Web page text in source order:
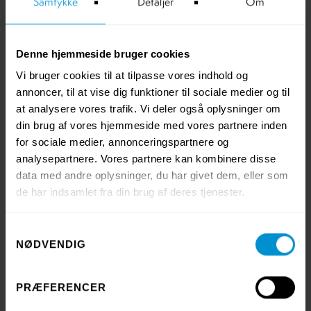
Samtykke Detaljer Om
Denne hjemmeside bruger cookies
Vi bruger cookies til at tilpasse vores indhold og
annoncer, til at vise dig funktioner til sociale medier og til
at analysere vores trafik. Vi deler også oplysninger om
din brug af vores hjemmeside med vores partnere inden
for sociale medier, annonceringspartnere og
analysepartnere. Vores partnere kan kombinere disse
data med andre oplysninger, du har givet dem, eller som
de har indsamlet fra din brug af deres tjenester.
NØDVENDIG
PRÆFERENCER
112 ton
11 ton 259 ton
Vores ambition